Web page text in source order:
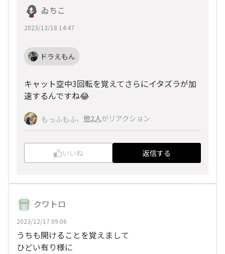
ゐちこ
2023/12/18 14:47
ドラえもん
キャット空中3回転を覚えてさらにイタズラが加
速するんですね😂
もっふもふ、 他2人がリアクション
いいね 返信する
クワトロ
2023/12/17 09:06
うちも開けることを覚えまして
ひどい有り様に